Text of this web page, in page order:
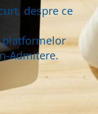
despre ce
platformelor
Admitere.